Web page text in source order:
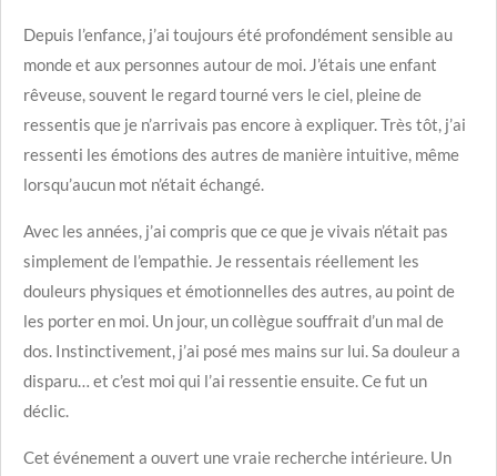
Depuis l’enfance, j’ai toujours été profondément sensible au
monde et aux personnes autour de moi. J’étais une enfant
rêveuse, souvent le regard tourné vers le ciel, pleine de
ressentis que je n’arrivais pas encore à expliquer.Très tôt, j’ai
ressenti les émotions des autres de manière intuitive, même
lorsqu’aucun mot n’était échangé.
Avec les années, j’ai compris que ce que je vivais n’était pas
simplement de l’empathie. Je ressentais réellement les
douleurs physiques et émotionnelles des autres, au point de
les porter en moi. Un jour, un collègue souffrait d’un mal de
dos. Instinctivement, j’ai posé mes mains sur lui. Sa douleur a
disparu… et c’est moi qui l’ai ressentie ensuite. Ce fut un
déclic.
Cet événement a ouvert une vraie recherche intérieure. Un